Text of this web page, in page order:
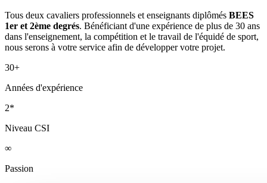
Tous deux cavaliers professionnels et enseignants diplômés BEES
1er et 2ème degrés. Bénéficiant d'une expérience de plus de 30 ans
dans l'enseignement, la compétition et le travail de l'équidé de sport,
nous serons à votre service afin de développer votre projet.
30+
Années d'expérience
2*
Niveau CSI
∞
Passion